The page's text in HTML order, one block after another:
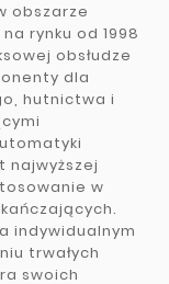
obszarze
rynku od 1998
obsłudze
dla
hutnictwa i
w
indywidualnym
trwałych
swoich